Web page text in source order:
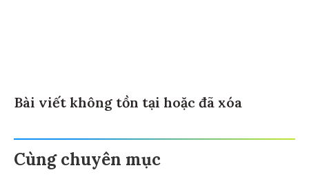
Bài viết không tồn tại hoặc đã xóa
Cùng chuyên mục